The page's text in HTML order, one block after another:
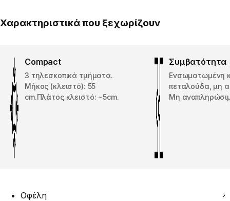
Χαρακτηριστικά που ξεχωρίζουν
Compact
3 τηλεσκοπικά τμήματα.
Μήκος (κλειστό): 55
cm.Πλάτος κλειστό: ~5cm.
Συμβατότητα
Ενσωματωμένη
πεταλούδα, μη
Μη
Οφέλη